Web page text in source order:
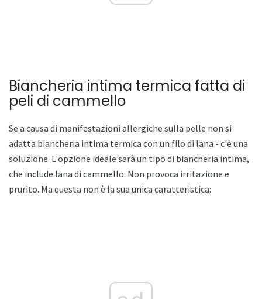
Biancheria intima termica fatta di
peli di cammello
Se a causa di manifestazioni allergiche sulla pelle non si
adatta biancheria intima termica con un filo di lana - c'è una
soluzione. L'opzione ideale sarà un tipo di biancheria intima,
che include lana di cammello. Non provoca irritazione e
prurito. Ma questa non è la sua unica caratteristica: